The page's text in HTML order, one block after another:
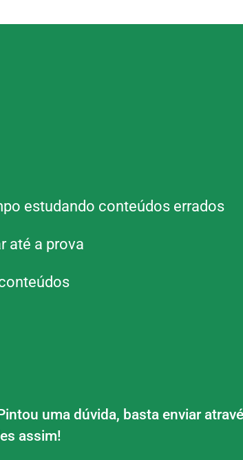
estudando conteúdos errados
até a prova
uma dúvida, basta enviar
assim!